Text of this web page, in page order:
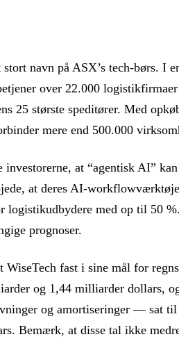
navn på ASX’s tech-børs. I
over 22.000
25 største speditører. Med
mere end 500.000
investorerne, at “agentisk AI”
at deres AI-
logistikudbydere med op til 50
prognoser.
fast i sine mål for
og 1,44 milliarder dollars,
og amortiseringer — sat
Bemærk, at disse tal ikke